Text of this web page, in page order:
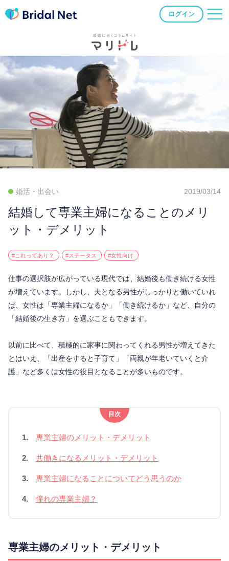
ログイン
婚活・出会い 2019/03/14
結婚して専業主婦になることのメリ
ット・デメリット
#これってあり？ #ステータス #女性向け
仕事の選択肢が広がっている現代では、結婚後も働き続ける女性
が増えています。しかし、夫となる男性がしっかりと働いていれ
ば、女性は「専業主婦になるか」「働き続けるか」など、自分の
「結婚後の生き方」を選ぶこともできます。
以前に比べて、積極的に家事に関わってくれる男性が増えてきた
とはいえ、「出産をすると子育て」「両親が年老いていくと介
護」など多くは女性の役目となることが多いものです。
目次
1. 専業主婦のメリット・デメリット
2. 共働きになるメリット・デメリット
3. 専業主婦になることについてどう思うのか
4. 憧れの専業主婦？
専業主婦のメリット・デメリット